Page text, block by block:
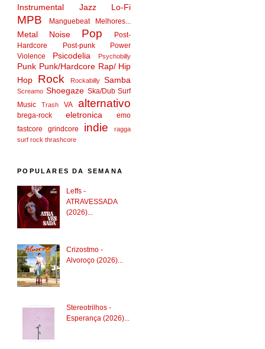
Instrumental Jazz Lo-Fi
MPB Manguebeat Melhores...
Metal Noise Pop
Post-
Hardcore
Post-punk
Power
Violence
Psicodelia Psychobilly
Punk Punk/Hardcore Rap/ Hip
Hop
Rock Rockabilly Samba
Screamo Shoegaze Ska/Dub Surf
Music
Trash VA alternativo
brega-rock eletronica
emo
fastcore
grindcore indie
ragga
surf rock thrashcore
POPULARES DA SEMANA
Leffs -
ATRAVESSADA
(2026)...
Crizostmo -
Alvoroço (2026)...
Stereotrilhos -
Esperança (2026)...